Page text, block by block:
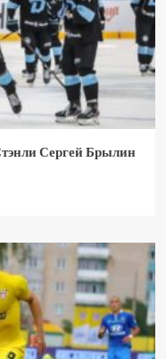
Сергей Брылин